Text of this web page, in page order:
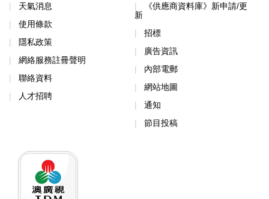
天氣消息
使用條款
隱私政策
網絡服務註冊聲明
聯絡資料
人才招聘
《供應商資料庫》新申請/更
新
招標
廣告資訊
內部電郵
網站地圖
通知
節目投稿